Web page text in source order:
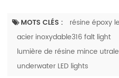
MOTS CLÉS :
résine époxy
acier inoxydable316 falt light
lumière de résine mince utrale
underwater LED lights